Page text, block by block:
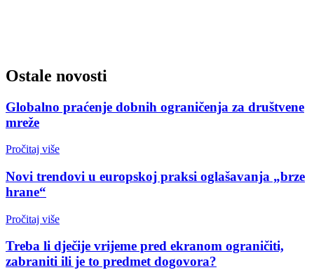
Ostale novosti
Globalno praćenje dobnih ograničenja za društvene
mreže
Pročitaj više
Novi trendovi u europskoj praksi oglašavanja „brze
hrane“
Pročitaj više
Treba li dječije vrijeme pred ekranom ograničiti,
zabraniti ili je to predmet dogovora?